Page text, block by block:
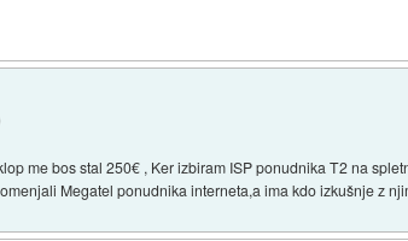
me bos stal 250€ , Ker izbiram ISP ponudnika T2 na
Megatel ponudnika interneta,a ima kdo izkušnje z